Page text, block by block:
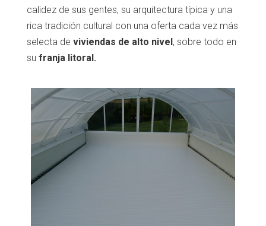
calidez de sus gentes, su arquitectura típica y una
rica tradición cultural con una oferta cada vez más
selecta de viviendas de alto nivel, sobre todo en
su franja litoral.